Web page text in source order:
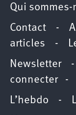
Qui sommes-
Contact -
articles -
Newsletter
connecter-
L’hebdo -